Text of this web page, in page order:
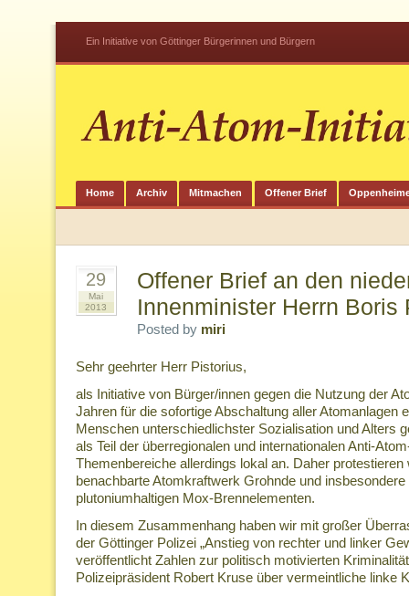
Ein Initiative von Göttinger Bürgerinnen und Bürgern
Home Archiv Mitmachen Offener Brief
29
Mai
2013
Offener Brief an den
Innenminister Herrn Boris
Posted by miri
Sehr geehrter Herr Pistorius,
als Initiative von Bürger/innen gegen die Nutzung der
Jahren für die sofortige Abschaltung aller Atomanlagen
Menschen unterschiedlichster Sozialisation und Alters
als Teil der überregionalen und internationalen Anti-
Themenbereiche allerdings lokal an. Daher
benachbarte Atomkraftwerk Grohnde und
plutoniumhaltigen Mox-Brennelementen.
In diesem Zusammenhang haben wir mit großer
der Göttinger Polizei „Anstieg von rechter und linker
veröffentlicht Zahlen zur politisch motivierten
Polizeipräsident Robert Kruse über vermeintliche linke